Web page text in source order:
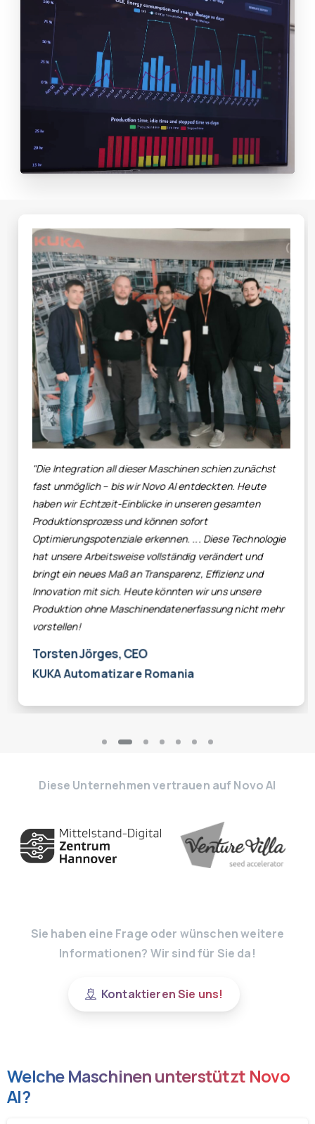
schien zunächst
Heute
gesamten
Diese Technologie
verändert und
Effizienz und
uns unsere
"Vor Novo AI mussten wir uns mit
begnügen - herauszufinden, wie die
Versuch, Maschinendaten mit dem
verknüpfen, erschien uns unmöglich
zu aufwändig. Entscheidungen
genauer getroffen, und ganz ehrlich,
tägliche Arbeit so viel einfacher."
Hermann Strathmann,
Erich Uhe GmbH Feinmechanik
Diese Unternehmen vertrauen auf Novo AI
Sie haben eine Frage oder wünschen weitere
Informationen? Wir sind für Sie da!
Kontaktieren Sie uns!
Welche Maschinen unterstützt Novo
AI?